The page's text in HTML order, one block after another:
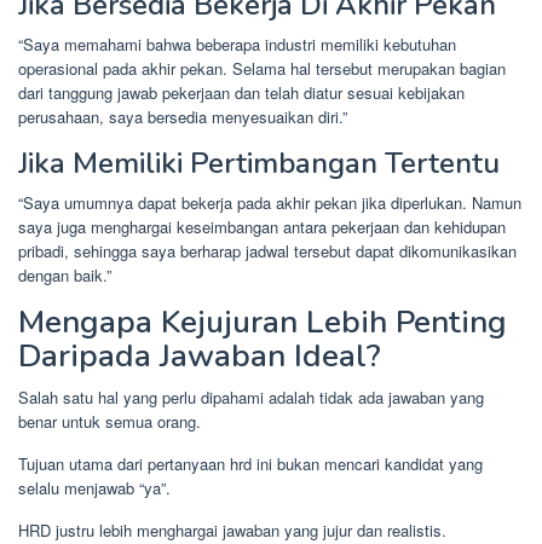
“Saya memahami bahwa beberapa industri memiliki kebutuhan
operasional pada akhir pekan. Selama hal tersebut merupakan bagian
dari tanggung jawab pekerjaan dan telah diatur sesuai kebijakan
perusahaan, saya bersedia menyesuaikan diri.”
Jika Memiliki Pertimbangan Tertentu
“Saya umumnya dapat bekerja pada akhir pekan jika diperlukan. Namun
saya juga menghargai keseimbangan antara pekerjaan dan kehidupan
pribadi, sehingga saya berharap jadwal tersebut dapat dikomunikasikan
dengan baik.”
Mengapa Kejujuran Lebih Penting
Daripada Jawaban Ideal?
Salah satu hal yang perlu dipahami adalah tidak ada jawaban yang
benar untuk semua orang.
Tujuan utama dari pertanyaan hrd ini bukan mencari kandidat yang
selalu menjawab “ya”.
HRD justru lebih menghargai jawaban yang jujur dan realistis.